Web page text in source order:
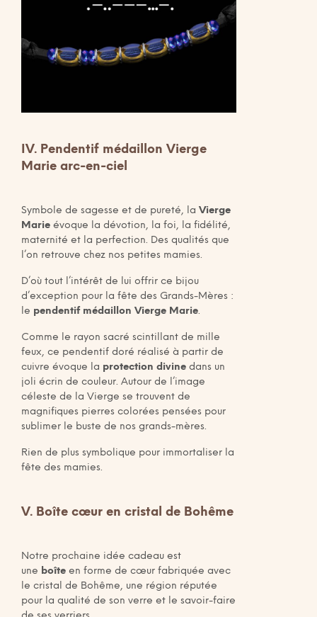
IV. Pendentif médaillon Vierge
Marie arc-en-ciel
Symbole de sagesse et de pureté, la Vierge
Marie évoque la dévotion, la foi, la fidélité,
maternité et la perfection. Des qualités que
l’on retrouve chez nos petites mamies.
D’où tout l’intérêt de lui offrir ce bijou
d’exception pour la fête des Grands-Mères :
le pendentif médaillon Vierge Marie.
Comme le rayon sacré scintillant de mille
feux, ce pendentif doré réalisé à partir de
cuivre évoque la protection divine dans un
joli écrin de couleur. Autour de l’image
céleste de la Vierge se trouvent de
magnifiques pierres colorées pensées pour
sublimer le buste de nos grands-mères.
Rien de plus symbolique pour immortaliser la
fête des mamies.
V. Boîte cœur en cristal de Bohême
Notre prochaine idée cadeau est
une boîte en forme de cœur fabriquée avec
le cristal de Bohême, une région réputée
pour la qualité de son verre et le savoir-faire